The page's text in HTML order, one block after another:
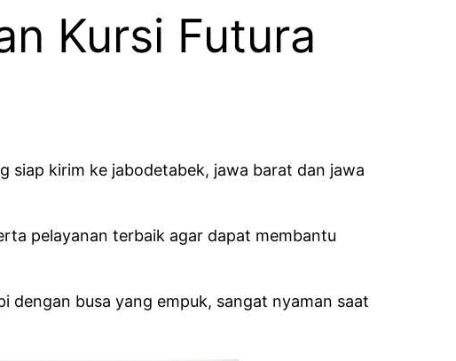
Kursi Futura
siap kirim ke jabodetabek, jawa barat dan jawa
pelayanan terbaik agar dapat membantu
dengan busa yang empuk, sangat nyaman saat